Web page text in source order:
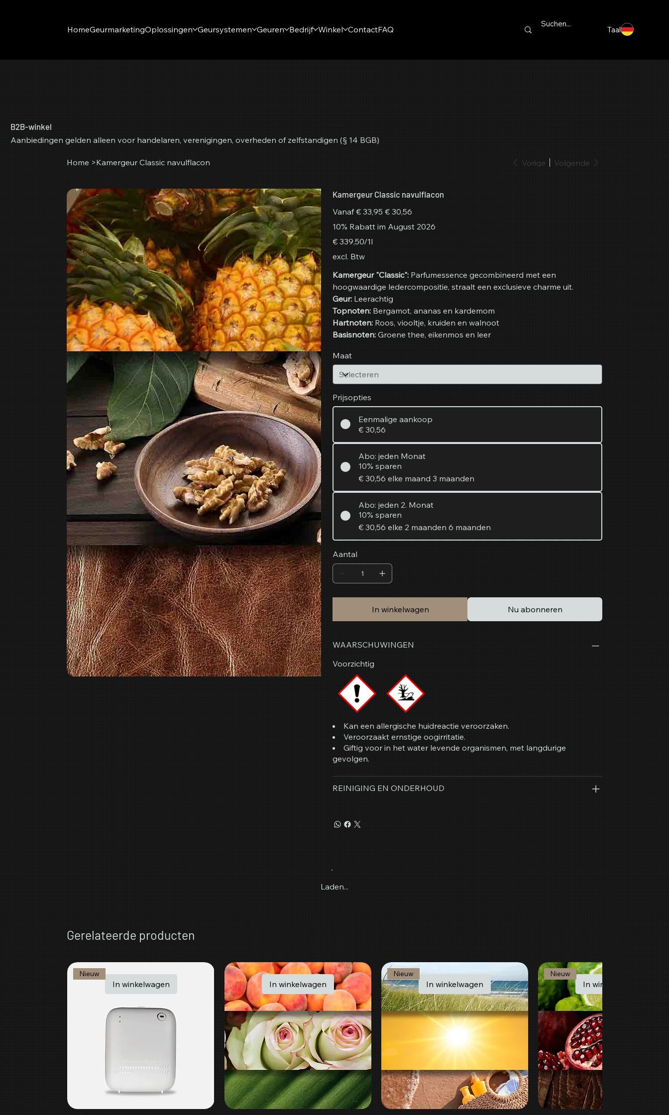
HomeGeurmarketingOplossingen Geursystemen Geuren Bedrijf Winkel ContactFAQ Taal
B2B-winkel
Aanbiedingen gelden alleen voor handelaren, verenigingen, overheden of zelfstandigen (§ 14 BGB)
Home >Kamergeur Classic navulflacon Vorige Volgende
Kamergeur Classic navulflacon
Vanaf
Originele
prijs
€ 33,95 Verkoopprijs
€ 30,56
10% Rabatt im August 2026
€ 339,50
per
Liter
€ 339,50/1l
excl. Btw
Kamergeur "Classic": Parfumessence gecombineerd met een
hoogwaardige ledercompositie, straalt een exclusieve charme uit.
Geur: Leerachtig
Topnoten: Bergamot, ananas en kardemom
Hartnoten: Roos, viooltje, kruiden en walnoot
Basisnoten: Groene thee, eikenmos en leer
Maat
Prijsopties
Eenmalige aankoop
€ 30,56
Abo: jeden Monat
10% sparen
€ 30,56 elke maand 3 maanden
Abo: jeden 2. Monat
10% sparen
€ 30,56 elke 2 maanden 6 maanden
Aantal
In winkelwagen Nu abonneren
WAARSCHUWINGEN
Voorzichtig
Kan een allergische huidreactie veroorzaken.
Veroorzaakt ernstige oogirritatie.
Giftig voor in het water levende organismen, met langdurige
gevolgen.
REINIGING EN ONDERHOUD
Laden...
Gerelateerde producten
In winkelwagen
Nieuw
In winkelwagen In winkelwagen
Nieuw
In winkelwagen
Nieuw